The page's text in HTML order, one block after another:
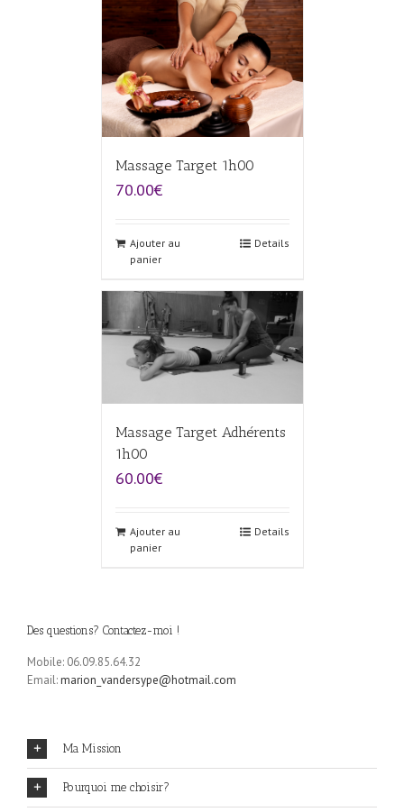
Massage Target 1h00
70.00€
Ajouter au
panier
Details
Massage Target Adhérents
1h00
60.00€
Ajouter au
panier
Details
Des questions? Contactez-moi !
Mobile: 06.09.85.64.32
Email:marion_vandersype@hotmail.com
Ma Mission
Pourquoi me choisir?